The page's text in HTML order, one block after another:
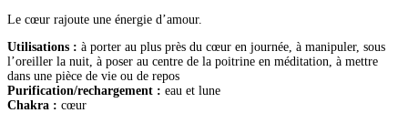
Le cœur rajoute une énergie d’amour.
Utilisations : à porter au plus près du cœur en journée, à manipuler, sous
l’oreiller la nuit, à poser au centre de la poitrine en méditation, à mettre
dans une pièce de vie ou de repos
Purification/rechargement : eau et lune
Chakra : cœur